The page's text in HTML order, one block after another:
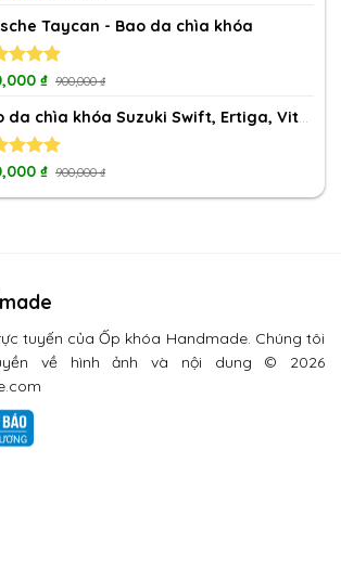
Taycan - Bao da chìa khóa
5.00
₫ 900,000₫
da chìa khóa Suzuki Swift, Ertiga, Vitara, XL7
5.00
₫ 900,000₫
tuyến của Ốp khóa Handmade. Chúng tôi
về hình ảnh và nội dung © 2026